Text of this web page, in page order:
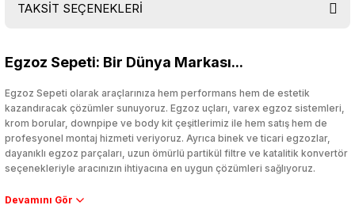
TAKSİT SEÇENEKLERİ
Egzoz Sepeti: Bir Dünya Markası...
Egzoz Sepeti olarak araçlarınıza hem performans hem de estetik
kazandıracak çözümler sunuyoruz. Egzoz uçları, varex egzoz sistemleri,
krom borular, downpipe ve body kit çeşitlerimiz ile hem satış hem de
profesyonel montaj hizmeti veriyoruz. Ayrıca binek ve ticari egzozlar,
dayanıklı egzoz parçaları, uzun ömürlü partikül filtre ve katalitik konvertör
seçenekleriyle aracınızın ihtiyacına en uygun çözümleri sağlıyoruz.
Performans artışı isteyen sürücüler için özel performans egzozları ve